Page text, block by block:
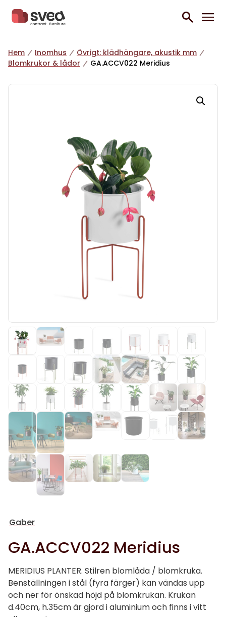
Hem Inomhus
Övrigt: klädhängare, akustik mm
Blomkrukor & lådor
GA.ACCV022 Meridius
Gaber
GA.ACCV022 Meridius
MERIDIUS PLANTER. Stilren blomlåda / blomkruka.
Benställningen i stål (fyra färger) kan vändas upp
och ner för önskad höjd på blomkrukan. Krukan
d.40cm, h.35cm är gjord i aluminium och finns i vitt